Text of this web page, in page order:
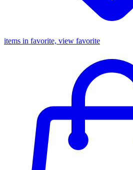
items in favorite, view favorite